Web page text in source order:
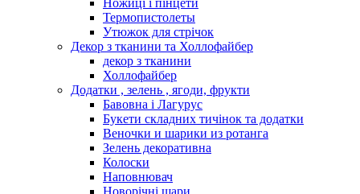
Ножиці і пінцети
Термопистолеты
Утюжок для стрічок
Декор з тканини та Холлофайбер
декор з тканини
Холлофайбер
Додатки , зелень , ягоди, фрукти
Бавовна і Лагурус
Букети складних тичінок та додатки
Веночки и шарики из ротанга
Зелень декоративна
Колоски
Наповнювач
Новорічні шари